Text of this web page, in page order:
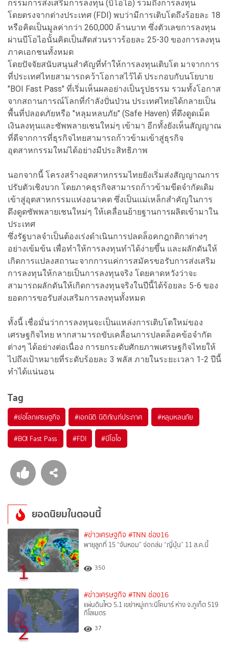
กรรมการส่งเสริมการลงทุน (บีโอไอ) รวมถึงการลงทุน
โดยตรงจากต่างประเทศ (FDI) พบว่ามีการเติบโตถึงร้อยละ 18
หรือคิดเป็นมูลค่ากว่า 260,000 ล้านบาท ซึ่งตัวเลขการลงทุน
ผ่านบีโอไอนั้นคิดเป็นสัดส่วนราวร้อยละ 25-30 ของการลงทุน
ภาคเอกชนทั้งหมด
โดยปัจจัยสนับสนุนสำคัญที่ทำให้การลงทุนเติบโต มาจากการ
ที่ประเทศไทยสามารถคว้าโอกาสไว้ได้ ประกอบกับนโยบาย
"BOI Fast Pass" ที่เริ่มเห็นผลอย่างเป็นรูปธรรม รวมทั้งโอกาส
จากสถานการณ์โลกที่กำลังปั่นป่วน ประเทศไทยได้กลายเป็น
พื้นที่ปลอดภัยหรือ "หลุมหลบภัย" (Safe Haven) ที่ดึงดูดเม็ด
เงินลงทุนและซัพพลายเชนใหม่ๆ เข้ามา อีกทั้งยังเห็นสัญญาณ
ที่ดีจากการที่ธุรกิจไทยสามารถก้าวข้ามเข้าสู่ธุรกิจ
อุตสาหกรรมใหม่ได้อย่างมีประสิทธิภาพ
นอกจากนี้ โครงสร้างอุตสาหกรรมไทยยังเริ่มส่งสัญญาณการ
ปรับตัวเชิงบวก โดยภาคธุรกิจสามารถก้าวข้ามขีดจำกัดเดิม
เข้าสู่อุตสาหกรรมแห่งอนาคต ซึ่งเป็นแม่เหล็กสำคัญในการ
ดึงดูดซัพพลายเชนใหม่ๆ ให้เคลื่อนย้ายฐานการผลิตเข้ามาใน
ประเทศ
ซึ่งรัฐบาลจำเป็นต้องเร่งดำเนินการปลดล็อคกฎกติกาต่างๆ
อย่างเข้มข้น เพื่อทำให้การลงทุนทำได้ง่ายขึ้น และผลักดันให้
เกิดการแปลงสถานะจากการแค่การสมัครขอรับการส่งเสริม
การลงทุนให้กลายเป็นการลงทุนจริง โดยคาดหวังว่าจะ
สามารถผลักดันให้เกิดการลงทุนจริงในปีนี้ได้ร้อยละ 5-6 ของ
ยอดการขอรับส่งเสริมการลงทุนทั้งหมด
ทั้งนี้ เชื่อมั่นว่าการลงทุนจะเป็นแหล่งการเติบโตใหม่ของ
เศรษฐกิจไทย หากสามารถขับเคลื่อนการปลดล็อคข้อจำกัด
ต่างๆ ได้อย่างต่อเนื่อง การยกระดับศักยภาพเศรษฐกิจไทยให้
ไปถึงเป้าหมายที่ระดับร้อยละ 3 พลัส ภายในระยะเวลา 1-2 ปีนี้
ทำได้แน่นอน
Tag
#ย่อโลกเศรษฐกิจ #เอกนิติ นิติทัณฑ์ประภาศ #หลุมหลบภัย
#BOI Fast Pass #FDI #บีโอไอ
ยอดนิยมในตอนนี้
1
#ข่าวเศรษฐกิจ #TNN ช่อง16
พายุลูกที่ 15 “จันหอม” จ่อถล่ม “ญี่ปุ่น” 11 ส.ค.นี้
350
2
#ข่าวเศรษฐกิจ #TNN ช่อง16
แผ่นดินไหว 5.1 เขย่าหมู่เกาะนิโคบาร์ ห่าง จ.ภูเก็ต 519
กิโลเมตร
37